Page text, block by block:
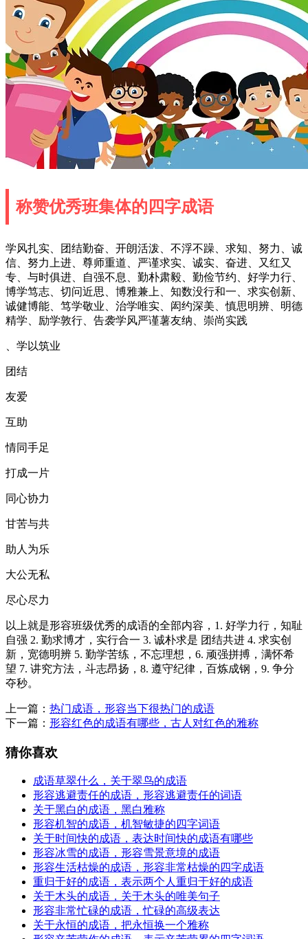
称赞优秀班集体的四字成语
学风扎实、团结勤奋、开朗活泼、不浮不躁、求知、努力、诚
信、努力上进、尊师重道、严谨求实、诚实、奋进、又红又
专、与时俱进、自强不息、勤朴肃毅、勤俭节约、好学力行、
博学笃志、切问近思、博雅兼上、知数没行和一、求实创新、
诚健博能、笃学敬业、治学唯实、闳约深美、慎思明辨、明德
精学、励学敦行、告袭学风严谨薯友纳、崇尚实践
、学以筑业
团结
友爱
互助
情同手足
打成一片
同心协力
甘苦与共
助人为乐
大公无私
尽心尽力
以上就是形容班级优秀的成语的全部内容，1. 好学力行，知耻
自强 2. 勤求博才，实行合一 3. 诚朴求是 团结共进 4. 求实创
新，宽德明辨 5. 勤学苦练，不忘理想，6. 顽强拼搏，满怀希
望 7. 讲究方法，斗志昂扬，8. 遵守纪律，百炼成钢，9. 争分
夺秒。
上一篇： 热门成语，形容当下很热门的成语
下一篇： 形容红色的成语有哪些，古人对红色的雅称
猜你喜欢
成语草翠什么，关于翠鸟的成语
形容逃避责任的成语，形容逃避责任的词语
关于黑白的成语，黑白雅称
形容机智的成语，机智敏捷的四字词语
关于时间快的成语，表达时间快的成语有哪些
形容冰雪的成语，形容雪景意境的成语
形容生活枯燥的成语，形容非常枯燥的四字成语
重归于好的成语，表示两个人重归于好的成语
关于木头的成语，关于木头的唯美句子
形容非常忙碌的成语，忙碌的高级表达
关于永恒的成语，把永恒换一个雅称